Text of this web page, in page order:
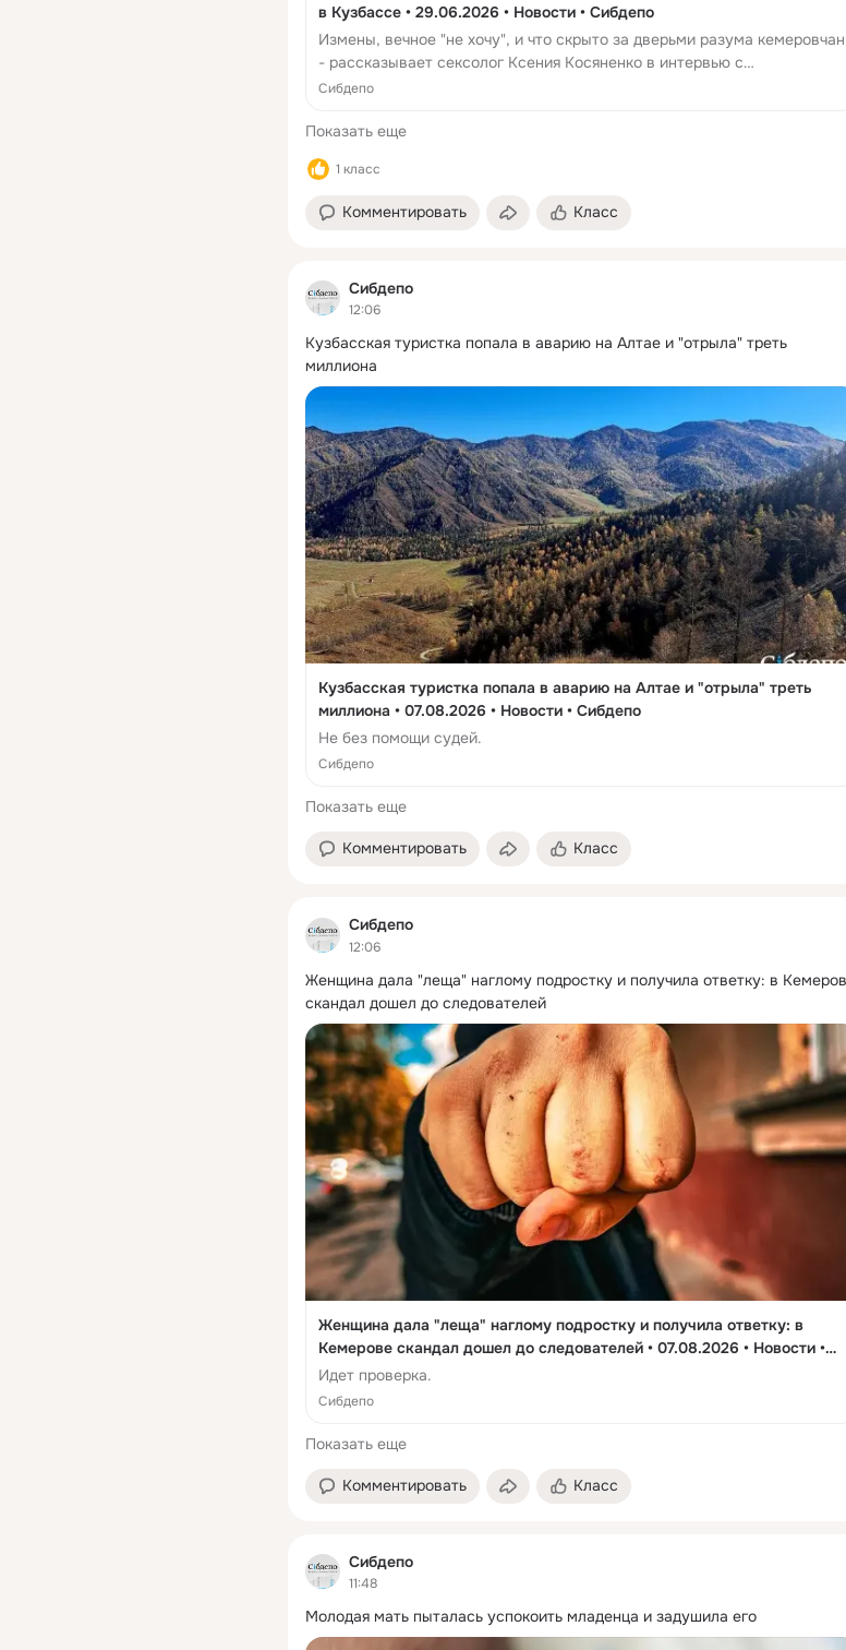
в Кузбассе • 29.06.2026 • Новости • Сибдепо
Измены, вечное "не хочу", и что скрыто за дверьми разума кемеровчан
- рассказывает сексолог Ксения Косяненко в интервью с
корреспондентом "Сибдепо".
Сибдепо
Показать еще
1 класс
Комментировать Класс
Сибдепо
12:06
Кузбасская туристка попала в аварию на Алтае и "отрыла" треть
миллиона
Кузбасская туристка попала в аварию на Алтае и "отрыла" треть
миллиона • 07.08.2026 • Новости • Сибдепо
Не без помощи судей.
Сибдепо
Показать еще
Комментировать Класс
Сибдепо
12:06
Женщина дала "леща" наглому подростку и получила ответку: в
скандал дошел до следователей
Женщина дала "леща" наглому подростку и получила ответку: в
Кемерове скандал дошел до следователей • 07.08.2026 • Новости •
Сибдепо
Идет проверка.
Сибдепо
Показать еще
Комментировать Класс
Сибдепо
11:48
Молодая мать пыталась успокоить младенца и задушила его